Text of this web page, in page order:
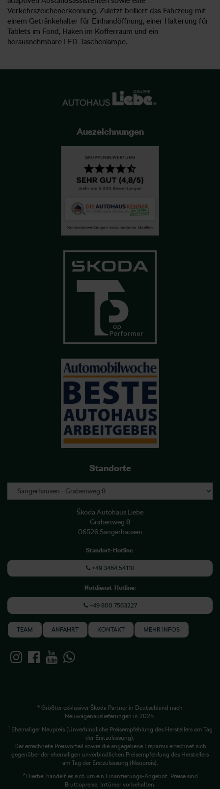
Verkehrszeichenerkennung. Zuletzt brilliert das Fahrzeug mit
einem Getränkehalter für Einhandöffnung, einer Halterung für
Tablets im Fond, Haken im Kofferraum und ein
herausnehmbare LED-Taschenlampe.
Auszeichnungen
Standorte
Škoda Autohaus Liebe
Grabenweg 8
06526 Sangerhausen
Standort-Hotline:
+49 3464 54110
Notdienst-Hotline:
+49 800 7563227
TEAM ANFAHRT KONTAKT MEHR INFOS
* Größter exklusiver Škoda Partner in Deutschland nach
Neuwagenauslieferungen in 2025.
1 Ehemaliger Neupreis (Unverbindliche Preisempfehlung des Herstellers am Tag
der Erstzulassung).
Der errechnete Preisvorteil sowie die angegebene Ersparnis errechnet sich
gegenüber der ehemaligen unverbindlichen Preisempfehlung des Herstellers
am Tag der Erstzulassung (Neupreis).
2 Hierbei handelt es sich um ein Finanzierungs-Angebot. Preise sind
Bruttopreise. Irrtümer vorbehalten.